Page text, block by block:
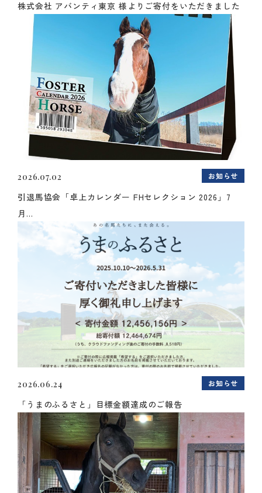
株式会社 アバンティ東京 様よりご寄付をいただきました
2026.07.02 お知らせ
引退馬協会「卓上カレンダー FHセレクション 2026」7
月...
2026.06.24 お知らせ
「うまのふるさと」目標金額達成のご報告